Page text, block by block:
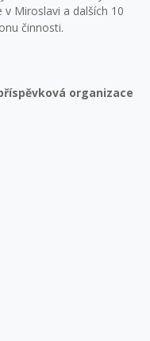
Miroslavi a dalších 10
činnosti.
organizace